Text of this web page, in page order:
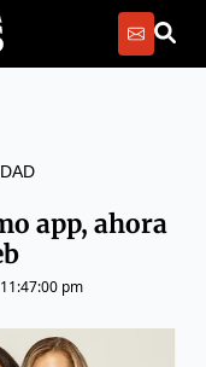
app, ahora
pm